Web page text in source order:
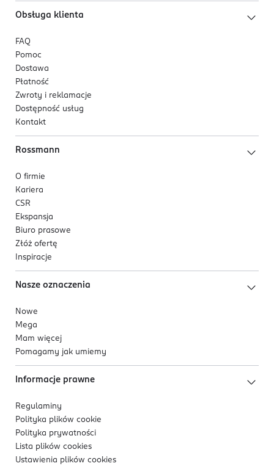
Obsługa klienta
FAQ
Pomoc
Dostawa
Płatność
Zwroty i reklamacje
Dostępność usług
Kontakt
Rossmann
O firmie
Kariera
CSR
Ekspansja
Biuro prasowe
Złóż ofertę
Inspiracje
Nasze oznaczenia
Nowe
Mega
Mam więcej
Pomagamy jak umiemy
Informacje prawne
Regulaminy
Polityka plików cookie
Polityka prywatności
Lista plików cookies
Ustawienia plików cookies